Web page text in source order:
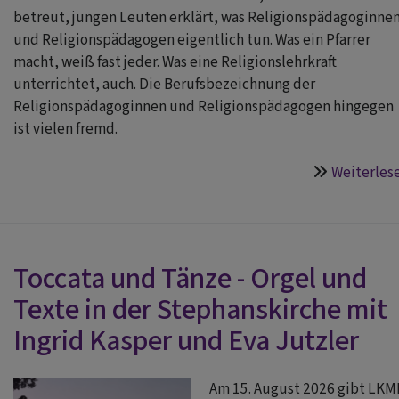
betreut, jungen Leuten erklärt, was
und Religionspädagogen eigentlich tun. Was ein Pfarrer
macht, weiß fast jeder. Was eine Religionslehrkraft
unterrichtet, auch. Die Berufsbezeichnung der
Religionspädagoginnen und Religionspädagogen hingegen
ist vielen fremd.
Toccata und Tänze - Orgel und
Texte in der Stephanskirche mit
Ingrid Kasper und Eva Jutzler
Am 15. August 2026 gibt